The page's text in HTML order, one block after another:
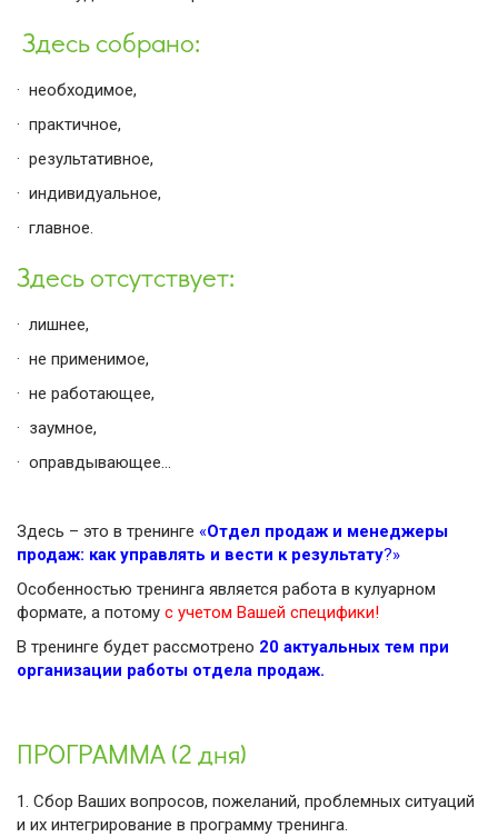
Здесь собрано:
· необходимое,
· практичное,
· результативное,
· индивидуальное,
· главное.
Здесь отсутствует:
· лишнее,
· не применимое,
· не работающее,
· заумное,
· оправдывающее…
Здесь – это в тренинге «Отдел продаж и менеджеры
продаж: как управлять и вести к результату?»
Особенностью тренинга является работа в кулуарном
формате, а потому с учетом Вашей специфики!
В тренинге будет рассмотрено 20 актуальных тем при
организации работы отдела продаж.
ПРОГРАММА (2 дня)
1. Сбор Ваших вопросов, пожеланий, проблемных ситуаций
и их интегрирование в программу тренинга.